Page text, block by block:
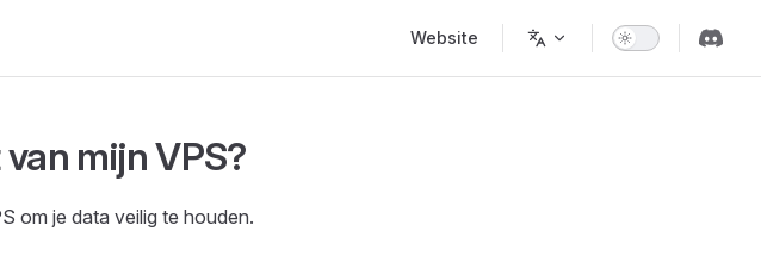
Website
mijn VPS?
om je data veilig te houden.